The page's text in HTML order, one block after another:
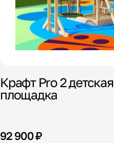
Крафт Pro 2 детская
площадка
92 900 ₽